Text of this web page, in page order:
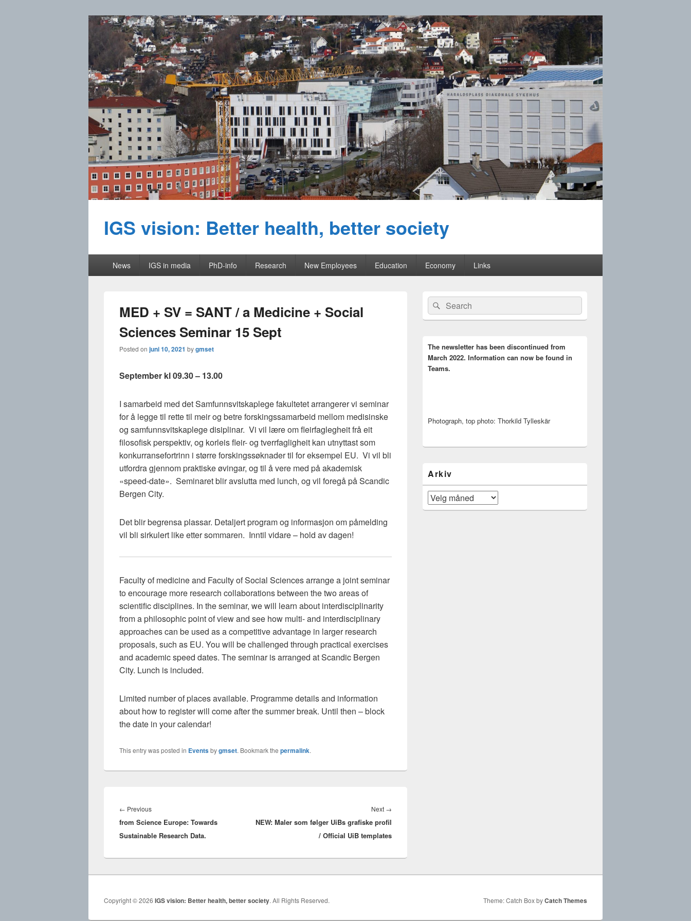
IGS vision: Better health, better society
News IGS in media PhD-info Research New Employees Education Economy Links
MED + SV = SANT / a Medicine + Social
Sciences Seminar 15 Sept
Posted on juni 10, 2021 bygmset
September kl 09.30 – 13.00
I samarbeid med det Samfunnsvitskaplege fakultetet arrangerer vi seminar
for å legge til rette til meir og betre forskingssamarbeid mellom medisinske
og samfunnsvitskaplege disiplinar. Vi vil lære om fleirfaglegheit frå eit
filosofisk perspektiv, og korleis fleir- og tverrfagligheit kan utnyttast som
konkurransefortrinn i større forskingssøknader til for eksempel EU. Vi vil bli
utfordra gjennom praktiske øvingar, og til å vere med på akademisk
«speed-date». Seminaret blir avslutta med lunch, og vil foregå på Scandic
Bergen City.
Det blir begrensa plassar. Detaljert program og informasjon om påmelding
vil bli sirkulert like etter sommaren. Inntil vidare – hold av dagen!
Faculty of medicine and Faculty of Social Sciences arrange a joint seminar
to encourage more research collaborations between the two areas of
scientific disciplines. In the seminar, we will learn about interdisciplinarity
from a philosophic point of view and see how multi- and interdisciplinary
approaches can be used as a competitive advantage in larger research
proposals, such as EU. You will be challenged through practical exercises
and academic speed dates. The seminar is arranged at Scandic Bergen
City. Lunch is included.
Limited number of places available. Programme details and information
about how to register will come after the summer break. Until then – block
the date in your calendar!
This entry was posted in Eventsbygmset. Bookmark the permalink.
← PreviousPrevious
post:
from Science Europe: Towards
Sustainable Research Data.
Next →
NEW: Maler som følger UiBs grafiske profil
/ Official UiB templates
Primary
Sidebar
Widget
Area
Search
for:
Search
The newsletter has been discontinued from
March 2022. Information can now be found in
Teams.
Photograph, top photo: Thorkild Tylleskär
Arkiv
Arkiv
Copyright © 2026 IGS vision: Better health, better society. All Rights Reserved. Theme: Catch Box byCatch Themes